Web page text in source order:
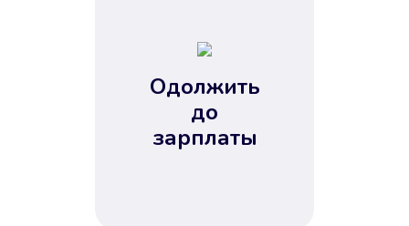
Одолжить
до
зарплаты